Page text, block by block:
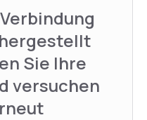
Sie Ihre
versuchen